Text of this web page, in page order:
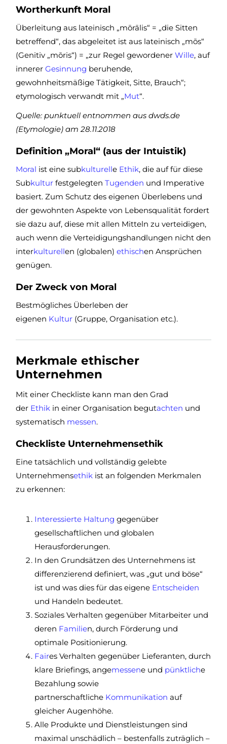
Wortherkunft Moral
Überleitung aus lateinisch „mōrālis“ = „die Sitten
betreffend“, das abgeleitet ist aus lateinisch „mōs“
(Genitiv „mōris“) = „zur Regel gewordener Wille, auf
innerer Gesinnung beruhende,
gewohnheitsmäßige Tätigkeit, Sitte, Brauch“;
etymologisch verwandt mit „Mut“.
Quelle: punktuell entnommen aus dwds.de
(Etymologie) am 28.11.2018
Definition „Moral“ (aus der Intuistik)
Moral ist eine subkulturelle Ethik, die auf für diese
Subkultur festgelegten Tugenden und Imperative
basiert. Zum Schutz des eigenen Überlebens und
der gewohnten Aspekte von Lebensqualität fordert
sie dazu auf, diese mit allen Mitteln zu verteidigen,
auch wenn die Verteidigungshandlungen nicht den
interkulturellen (globalen) ethischen Ansprüchen
genügen.
Der Zweck von Moral
Bestmögliches Überleben der
eigenen Kultur (Gruppe, Organisation etc.).
Merkmale ethischer
Unternehmen
Mit einer Checkliste kann man den Grad
der Ethik in einer Organisation begutachten und
systematisch messen.
Checkliste Unternehmensethik
Eine tatsächlich und vollständig gelebte
Unternehmensethik ist an folgenden Merkmalen
zu erkennen:
Interessierte Haltung gegenüber
gesellschaftlichen und globalen
Herausforderungen.
In den Grundsätzen des Unternehmens ist
differenzierend definiert, was „gut und böse“
ist und was dies für das eigene Entscheiden
und Handeln bedeutet.
Soziales Verhalten gegenüber Mitarbeiter und
deren Familien, durch Förderung und
optimale Positionierung.
Faires Verhalten gegenüber Lieferanten, durch
klare Briefings, angemessene und pünktliche
Bezahlung sowie
partnerschaftliche Kommunikation auf
gleicher Augenhöhe.
Alle Produkte und Dienstleistungen sind
maximal unschädlich – bestenfalls zuträglich –